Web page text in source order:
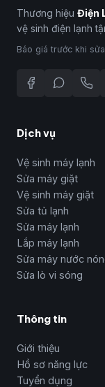
Thương hiệu Điện
vệ sinh điện lạnh
Báo giá trước khi sửa
Dịch vụ
Vệ sinh máy lạnh
Sửa máy giặt
Vệ sinh máy giặt
Sửa tủ lạnh
Sửa máy lạnh
Lắp máy lạnh
Sửa máy nước
Sửa lò vi sóng
Thông tin
Giới thiệu
Hồ sơ năng lực
Tuyển dụng